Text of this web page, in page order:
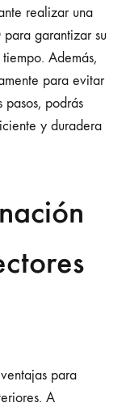
realizar una
para garantizar su
Además,
para evitar
pasos, podrás
y duradera
para
A